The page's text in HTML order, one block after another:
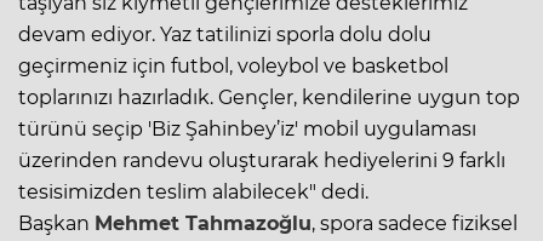
devam ediyor. Yaz tatilinizi sporla dolu dolu
geçirmeniz için futbol, voleybol ve basketbol
toplarınızı hazırladık. Gençler, kendilerine uygun top
türünü seçip 'Biz Şahinbey’iz' mobil uygulaması
üzerinden randevu oluşturarak hediyelerini 9 farklı
tesisimizden teslim alabilecek" dedi.
Başkan Mehmet Tahmazoğlu, spora sadece fiziksel